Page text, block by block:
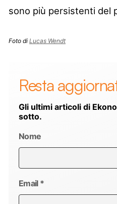
sono più persistenti del
Foto di Lucas Wendt
Resta
Gli ultimi articoli di
sotto.
Nome
Email *